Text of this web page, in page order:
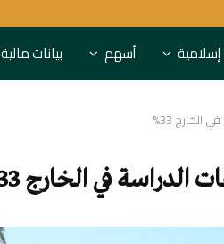
أسهم بيانات مالية
33%
في الخارج 33%